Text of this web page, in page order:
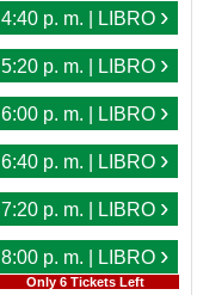
4:40 p. m. | LIBRO ›
5:20 p. m. | LIBRO ›
6:00 p. m. | LIBRO ›
6:40 p. m. | LIBRO ›
7:20 p. m. | LIBRO ›
8:00 p. m. | LIBRO ›
Only 6 Tickets Left